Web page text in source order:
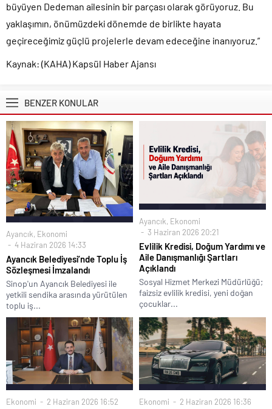
büyüyen Dedeman ailesinin bir parçası olarak görüyoruz. Bu
yaklaşımın, önümüzdeki dönemde de birlikte hayata
geçireceğimiz güçlü projelerle devam edeceğine inanıyoruz.”
Kaynak: (KAHA) Kapsül Haber Ajansı
BENZER KONULAR
Ayancık, Ekonomi
4 Haziran 2026 14:33
Ayancık Belediyesi’nde Toplu İş
Sözleşmesi İmzalandı
Sinop'un Ayancık Belediyesi ile
yetkili sendika arasında yürütülen
toplu iş...
Ayancık, Ekonomi
3 Haziran 2026 20:21
Evlilik Kredisi, Doğum Yardımı ve
Aile Danışmanlığı Şartları
Açıklandı
Sosyal Hizmet Merkezi Müdürlüğü;
faizsiz evlilik kredisi, yeni doğan
çocuklar...
Ekonomi 2 Haziran 2026 16:52 Ekonomi 2 Haziran 2026 16:36